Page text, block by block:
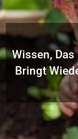
Wissen,
Bringt